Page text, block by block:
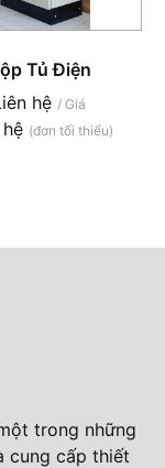
Tủ Điện
hệ / Giá
(đơn tối thiểu)
trong những
cung cấp thiết